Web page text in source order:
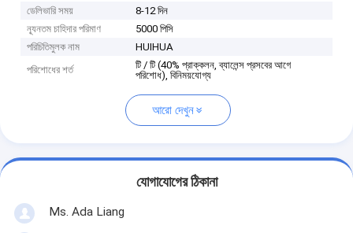
ডেলিভারি সময়
8-12 দিন
ন্যূনতম চাহিদার পরিমাণ
5000 পিসি
পরিচিতিমুলক নাম
HUIHUA
পরিশোধের শর্ত
টি / টি (40% প্রাক্কলন, ব্যালেন্স প্রসবের আগে
পরিশোধ), বিনিময়যোগ্য
আরো দেখুন
যোগাযোগের ঠিকানা
Ms. Ada Liang